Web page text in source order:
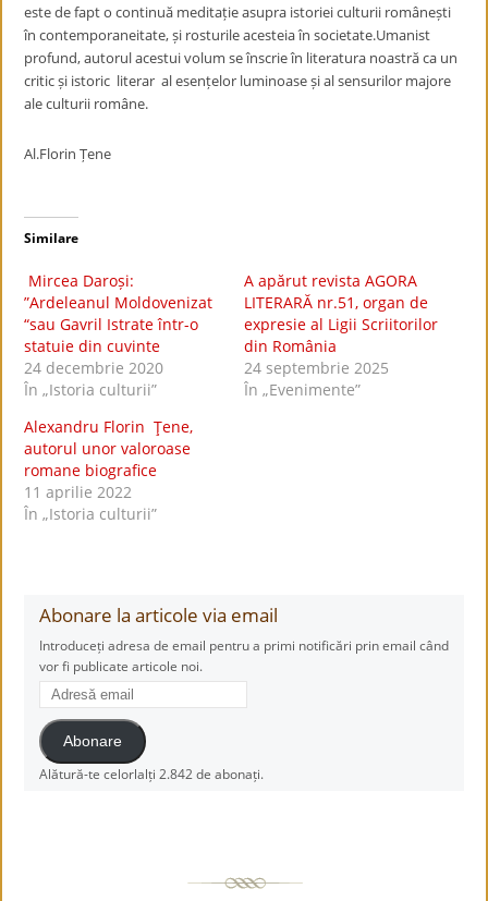
este de fapt o continuă meditație asupra istoriei culturii românești
în contemporaneitate, și rosturile acesteia în societate.Umanist
profund, autorul acestui volum se înscrie în literatura noastră ca un
critic și istoric literar al esențelor luminoase și al sensurilor majore
ale culturii române.
Al.Florin Țene
Similare
Mircea Daroși:
”Ardeleanul Moldovenizat
“sau Gavril Istrate într-o
statuie din cuvinte
24 decembrie 2020
În „Istoria culturii”
A apărut revista AGORA
LITERARĂ nr.51, organ de
expresie al Ligii Scriitorilor
din România
24 septembrie 2025
În „Evenimente”
Alexandru Florin Ţene,
autorul unor valoroase
romane biografice
11 aprilie 2022
În „Istoria culturii”
Abonare la articole via email
Introduceți adresa de email pentru a primi notificări prin email când
vor fi publicate articole noi.
Adresă
email
Abonare
Alătură-te celorlalți 2.842 de abonați.